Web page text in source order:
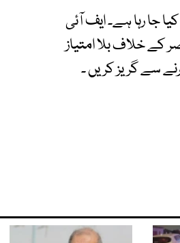
جا رہا ہے۔ ایف آئی
کے خلاف بلا امتیاز
سے گریز کریں ۔